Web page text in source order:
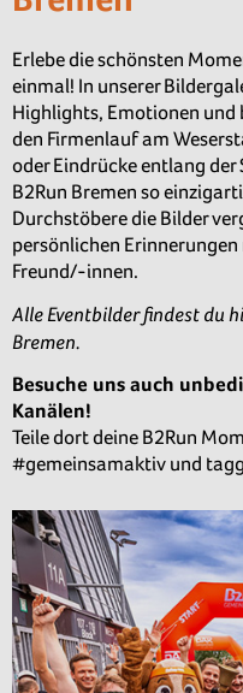
Erlebe die schönsten
einmal! In unserer
Highlights, Emotionen und
den Firmenlauf am
oder Eindrücke entlang der
B2Run Bremen so
Durchstöbere die Bilder
persönlichen
Freund/-innen.
Alle Eventbilder findest du
Bremen.
Besuche uns auch
Kanälen!
Teile dort deine B2Run
#gemeinsamaktiv und